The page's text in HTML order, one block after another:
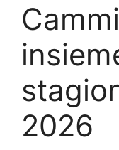
2026